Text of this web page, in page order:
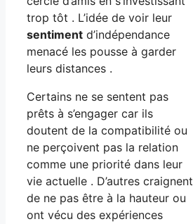
trop tôt . L’idée de voir leur
sentiment d’indépendance
menacé les pousse à garder
leurs distances .
Certains ne se sentent pas
prêts à s’engager car ils
doutent de la compatibilité ou
ne perçoivent pas la relation
comme une priorité dans leur
vie actuelle . D’autres craignent
de ne pas être à la hauteur ou
ont vécu des expériences